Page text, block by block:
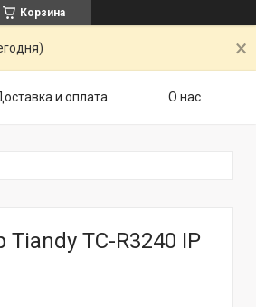
Корзина
и оплата О нас
TC-R3240 IP